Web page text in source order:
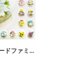
バックヤードファミリー